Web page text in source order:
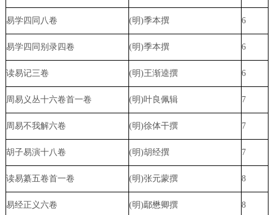
易学四同八卷 (明)季本撰 6
易学四同别录四卷 (明)季本撰 6
读易记三卷 (明)王渐逵撰 6
周易义丛十六卷首一卷 (明)叶良佩辑 7
周易不我解六卷 (明)徐体干撰 7
胡子易演十八卷 (明)胡经撰 7
读易纂五卷首一卷 (明)张元蒙撰 8
易经正义六卷 (明)鄢懋卿撰 8